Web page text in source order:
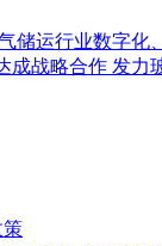
储运行业数字化
成战略合作 发力
策